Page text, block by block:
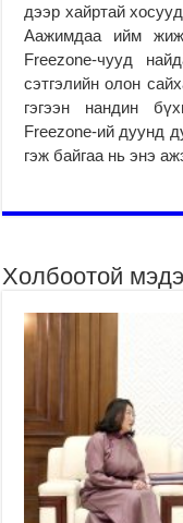
дээр хайртай
Аажимдаа ийм
Freezone-чууд
сэтгэлийн олон
гэгээн нандин
Freezone-ий дуунд
гэж байгаа нь энэ
Холбоотой